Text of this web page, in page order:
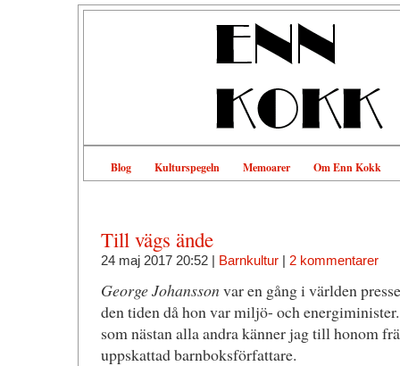
Blog Kulturspegeln Memoarer Om Enn Kokk
Till vägs ände
24 maj 2017 20:52 | Barnkultur| 2 kommentarer
George Johanssonvar en gång i världen
den tiden då hon var miljö- och
som nästan alla andra känner jag till honom
uppskattad barnboksförfattare.